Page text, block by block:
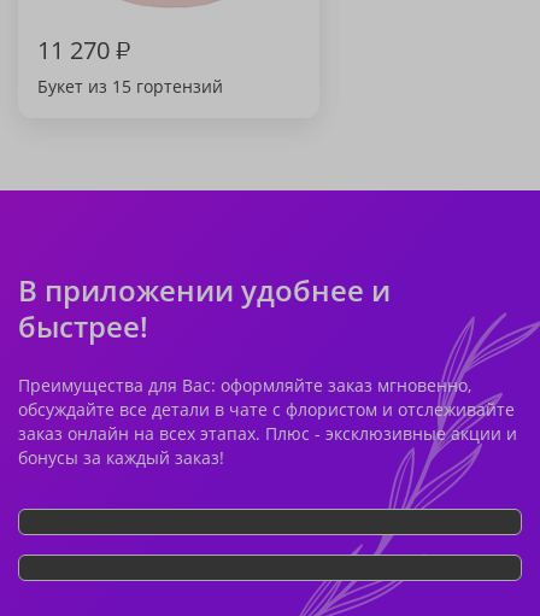
11 270₽
Букет из 15 гортензий
В приложении удобнее и
быстрее!
Преимущества для Вас: оформляйте заказ мгновенно,
обсуждайте все детали в чате с флористом и отслеживайте
заказ онлайн на всех этапах. Плюс - эксклюзивные акции и
бонусы за каждый заказ!